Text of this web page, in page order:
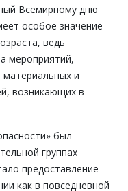
Всемирному дню
особое значение
ведь
мероприятий,
материальных и
возникающих в
был
группах
предоставление
как в повседневной